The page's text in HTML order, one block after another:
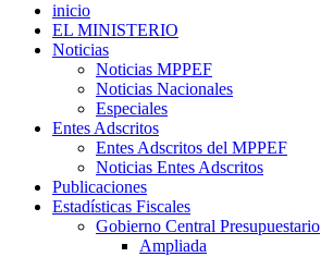
inicio
EL MINISTERIO
Noticias
Noticias MPPEF
Noticias Nacionales
Especiales
Entes Adscritos
Entes Adscritos del MPPEF
Noticias Entes Adscritos
Publicaciones
Estadísticas Fiscales
Gobierno Central Presupuestario
Ampliada